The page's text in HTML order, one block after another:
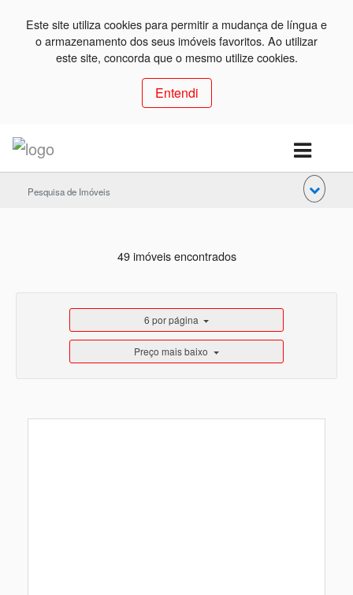
Este site utiliza cookies para permitir a mudança de língua e
o armazenamento dos seus imóveis favoritos. Ao utilizar
este site, concorda que o mesmo utilize cookies.
Entendi
Pesquisa de Imóveis
49 imóveis encontrados
6 por página
Preço mais baixo